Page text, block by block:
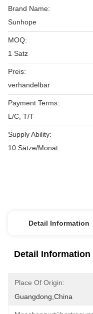
Brand Name:
Sunhope
MOQ:
1 Satz
Preis:
verhandelbar
Payment Terms:
L/C, T/T
Supply Ability:
10 Sätze/Monat
Detail Information
Detail Information
Place Of Origin:
Guangdong,China